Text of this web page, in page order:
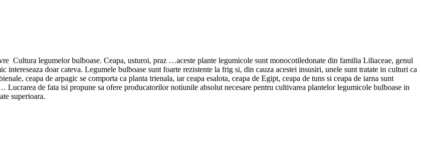
Cultura legumelor bulboase. Ceapa, usturoi, praz …aceste plante legumicole sunt monocotiledonate din familia Liliaceae, genul
doar cateva. Legumele bulboase sunt foarte rezistente la frig si, din cauza acestei insusiri, unele sunt tratate in culturi ca
ceapa de arpagic se comporta ca planta trienala, iar ceapa esalota, ceapa de Egipt, ceapa de tuns si ceapa de iarna sunt
de fata isi propune sa ofere producatorilor notiunile absolut necesare pentru cultivarea plantelor legumicole bulboase in
superioara.